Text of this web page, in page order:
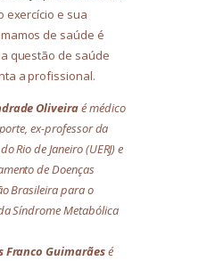
exercício e sua
de saúde é
questão de saúde
a profissional.
Oliveiraé médico
ex-professor da
Rio de Janeiro (UERJ) e
de Doenças
Brasileira para o
Síndrome Metabólica
Franco Guimarãesé